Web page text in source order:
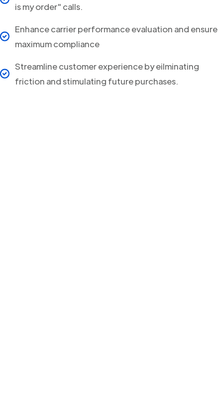
is my order" calls.
Enhance carrier performance evaluation and ensure
maximum compliance
Streamline customer experience by eilminating
friction and stimulating future purchases.